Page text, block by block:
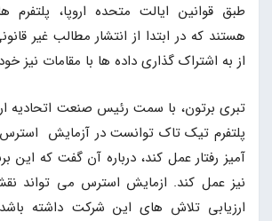
طبق قوانین ایالت متحده اروپا، پلتفرم
هستند که در ابتدا از انتشار مطالب غیر
از به اشتراک گذاری داده ها با مقامات نیز
تبری برتون، با سمت رئیس صنعت اتحادیه
پلتفرم تیک تاک توانست در آزمایش
آمیز رفتار عمل کند، درباره آن گفت که این
نیز عمل کند. ازمایش استرس می تواند
ارزیابی تلاش های این شرکت داشته